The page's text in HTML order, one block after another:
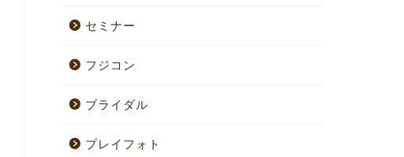
セミナー
フジコン
ブライダル
プレイフォト